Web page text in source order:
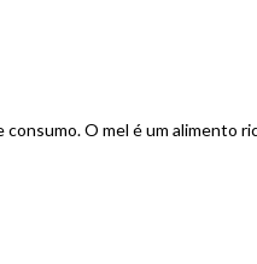
consumo. O mel é um alimento